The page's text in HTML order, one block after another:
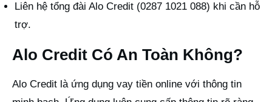
Liên hệ tổng đài Alo Credit (0287 1021 088) khi cần hỗ
trợ.
Alo Credit Có An Toàn Không?
Alo Credit là ứng dụng vay tiền online với thông tin